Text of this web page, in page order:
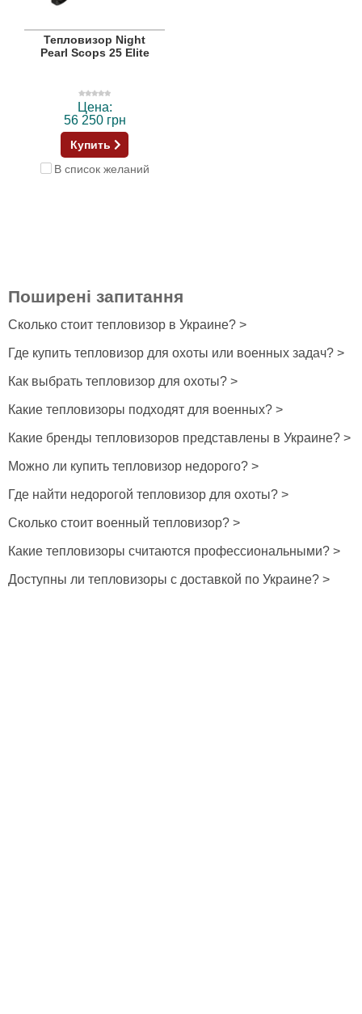
Тепловизор Night
Pearl Scops 25 Elite
Цена:
56 250 грн
Купить
В список желаний
Поширені запитання
Сколько стоит тепловизор в Украине? >
Где купить тепловизор для охоты или военных задач? >
Как выбрать тепловизор для охоты? >
Какие тепловизоры подходят для военных? >
Какие бренды тепловизоров представлены в Украине? >
Можно ли купить тепловизор недорого? >
Где найти недорогой тепловизор для охоты? >
Сколько стоит военный тепловизор? >
Какие тепловизоры считаются профессиональными? >
Доступны ли тепловизоры с доставкой по Украине? >